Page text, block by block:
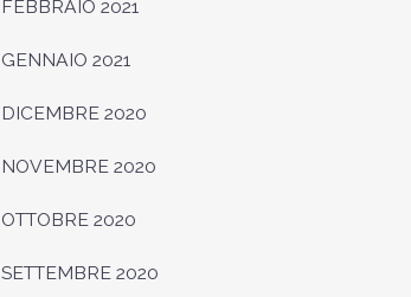
FEBBRAIO 2021
GENNAIO 2021
DICEMBRE 2020
NOVEMBRE 2020
OTTOBRE 2020
SETTEMBRE 2020